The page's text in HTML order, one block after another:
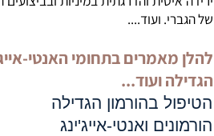
(פריסטלטיקה) מערכת העיכול
ומערכת הפיריון: אצל הנשים
גיל המעבר הנשי (מנופאוז). אצל
המין הגברים) הירידה חלה לרוב בעשור
והדרגתית במיניות ובביצועים
ועוד....